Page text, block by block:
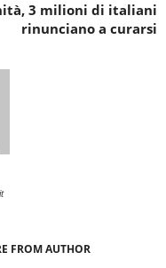
3 milioni di italiani
rinunciano a curarsi
FROM AUTHOR